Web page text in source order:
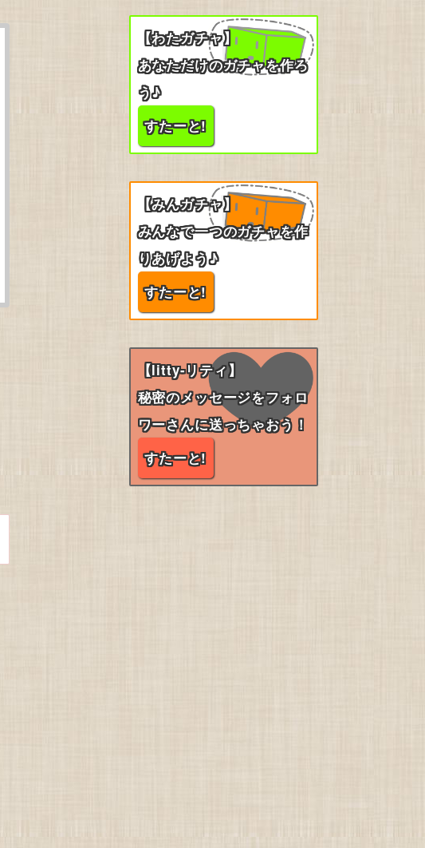
【わたガチャ】
あなただけのガチャを作ろ
う♪
すたーと!
【みんガチャ】
みんなで一つのガチャを作
りあげよう♪
すたーと!
【litty-リティ】
秘密のメッセージをフォロ
ワーさんに送っちゃおう！
すたーと!